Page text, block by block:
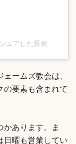
ェアした投稿
ームズ教会は、
要素も含まれて
あります。ま